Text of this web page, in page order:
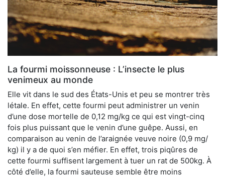
La fourmi moissonneuse : L’insecte le plus
venimeux au monde
Elle vit dans le sud des États-Unis et peu se montrer très
létale. En effet, cette fourmi peut administrer un venin
d’une dose mortelle de 0,12 mg/kg ce qui est vingt-cinq
fois plus puissant que le venin d’une guêpe. Aussi, en
comparaison au venin de l’araignée veuve noire (0,9 mg/
kg) il y a de quoi s’en méfier. En effet, trois piqûres de
cette fourmi suffisent largement à tuer un rat de 500kg. À
côté d’elle, la fourmi sauteuse semble être moins